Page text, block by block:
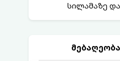
სილამაზე